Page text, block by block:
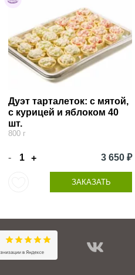
Дуэт тарталеток: с мятой,
с курицей и яблоком 40
шт.
800 г
- + 3 650 ₽
ЗАКАЗАТЬ